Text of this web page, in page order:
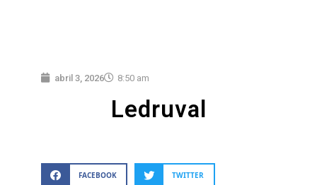
abril 3, 2026 8:50 am
Ledruval
FACEBOOK TWITTER